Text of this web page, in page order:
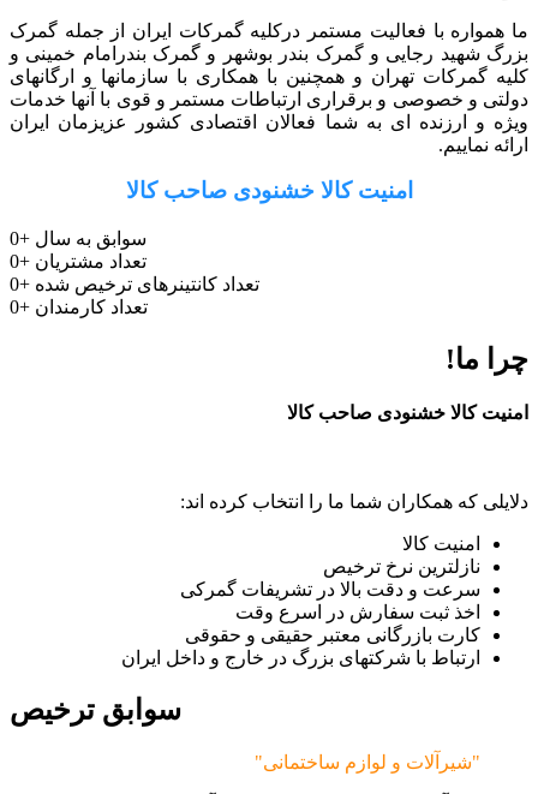
ما همواره با فعالیت مستمر درکلیه گمرکات ایران از جمله گمرک
بزرگ شهید رجایی و گمرک بندر بوشهر و گمرک بندرامام خمینی و
کلیه گمرکات تهران و همچنین با همکاری با سازمانها و ارگانهای
دولتی و خصوصی و برقراری ارتباطات مستمر و قوی با آنها خدمات
ویژه و ارزنده ای به شما فعالان اقتصادی کشور عزیزمان ایران
ارائه نماییم.
امنیت کالا خشنودی صاحب کالا
0+ سوابق به سال
0+ تعداد مشتریان
0+ تعداد کانتینرهای ترخیص شده
0+ تعداد کارمندان
چرا ما!
امنیت کالا خشنودی صاحب کالا
دلایلی که همکاران شما ما را انتخاب کرده اند:
امنیت کالا
نازلترین نرخ ترخیص
سرعت و دقت بالا در تشریفات گمرکی
اخذ ثبت سفارش در اسرع وقت
کارت بازرگانی معتبر حقیقی و حقوقی
ارتباط با شرکتهای بزرگ در خارج و داخل ایران
سوابق ترخیص
"شیرآلات و لوازم ساختمانی"